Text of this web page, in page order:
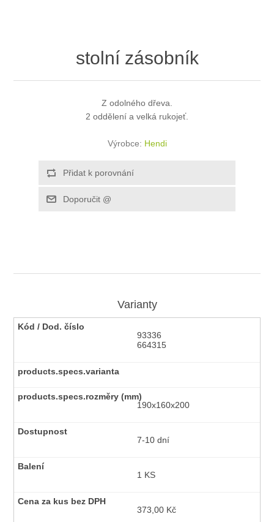
stolní zásobník
Z odolného dřeva.
2 oddělení a velká rukojeť.
Výrobce: Hendi
Varianty
93336
664315
190x160x200
7-10 dní
1 KS
373,00 Kč